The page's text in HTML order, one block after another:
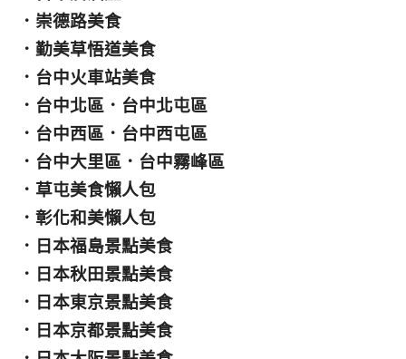
． 崇德路美食
． 勤美草悟道美食
． 台中火車站美食
． 台中北區 ． 台中北屯區
． 台中西區 ． 台中西屯區
． 台中大里區 ． 台中霧峰區
． 草屯美食懶人包
． 彰化和美懶人包
． 日本福島景點美食
． 日本秋田景點美食
． 日本東京景點美食
． 日本京都景點美食